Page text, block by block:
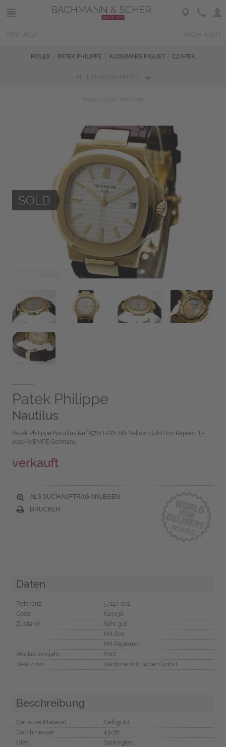
ROLEX PATEK PHILIPPE AUDEMARS PIGUET CZAPEK
Patek Philippe
Nautilus
Patek Philippe Nautilus Ref-5711J-001 18k Yellow Gold Box Papers Bj-
2010 WEMPE Germany
verkauft
ALS SUCHAUFTRAG ANLEGEN
DRUCKEN
Daten
Referenz
5711J-001
Code
K14036
Zustand
Sehr gut
Mit Box
Mit Papieren
Produktionsjahr
2010
Besitz von
Bachmann & Scher GmbH
Beschreibung
Gehäuse Material
Gelbgold
Durchmesser
43x38
Glas
Saphirglas